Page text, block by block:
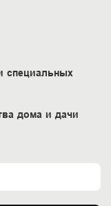
специальных
дома и дачи